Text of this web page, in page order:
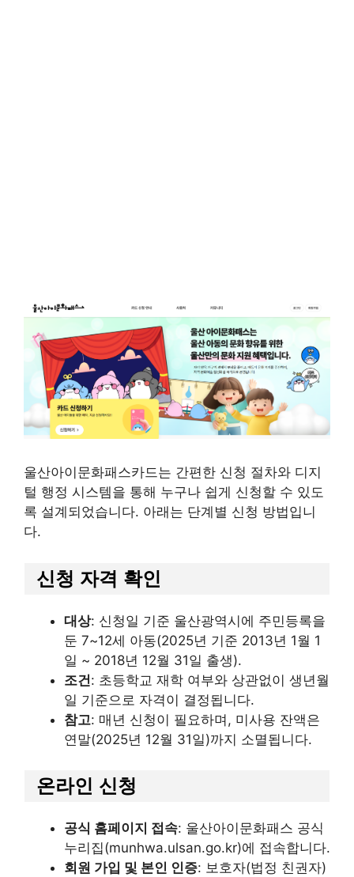
울산아이문화패스카드는 간편한 신청 절차와 디지
털 행정 시스템을 통해 누구나 쉽게 신청할 수 있도
록 설계되었습니다. 아래는 단계별 신청 방법입니
다.
신청 자격 확인
대상: 신청일 기준 울산광역시에 주민등록을
둔 7~12세 아동(2025년 기준 2013년 1월 1
일 ~ 2018년 12월 31일 출생).
조건: 초등학교 재학 여부와 상관없이 생년월
일 기준으로 자격이 결정됩니다.
참고: 매년 신청이 필요하며, 미사용 잔액은
연말(2025년 12월 31일)까지 소멸됩니다.
온라인 신청
공식 홈페이지 접속: 울산아이문화패스 공식
누리집(munhwa.ulsan.go.kr)에 접속합니다.
회원 가입 및 본인 인증: 보호자(법정 친권자)